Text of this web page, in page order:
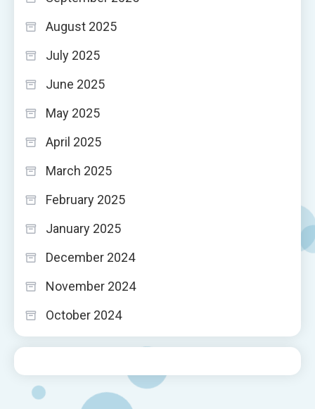
August 2025
July 2025
June 2025
May 2025
April 2025
March 2025
February 2025
January 2025
December 2024
November 2024
October 2024